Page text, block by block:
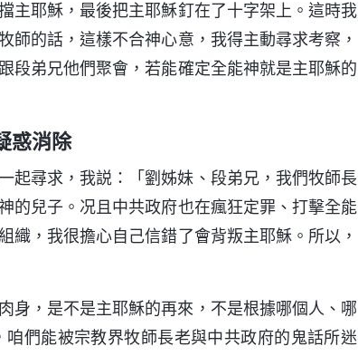
主耶穌，最後把主耶穌釘在了十字架上。這時我
的話，這樣不合神心意，我得主動尋求考察，
段弟兄他們聚會，若能確定全能神就是主耶穌的
惑消除
起尋求，我説：「劉姊妹、段弟兄，我們牧師長
的兒子。况且中共政府也在瘋狂定罪、打擊全能
，我很擔心自己信錯了會背叛主耶穌。所以，
身，是不是主耶穌的再來，不是根據哪個人、哪
們能被宗教界牧師長老與中共政府的鬼話所迷